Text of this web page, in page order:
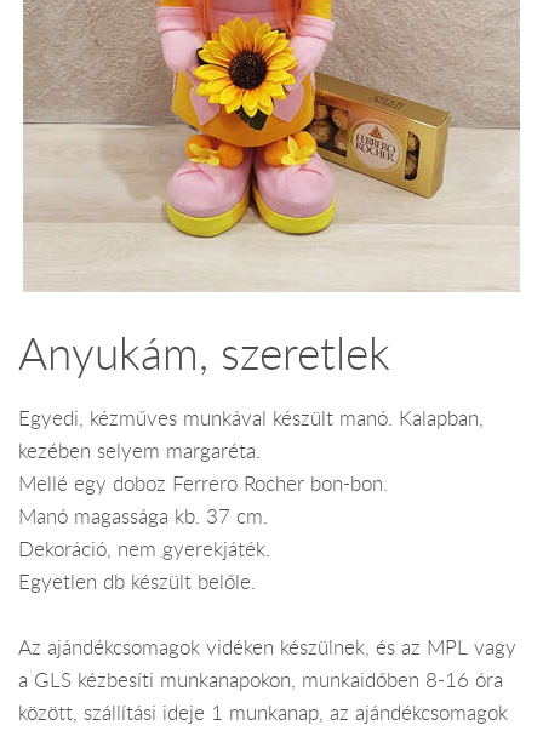
Anyukám, szeretlek
Egyedi, kézműves munkával készült manó. Kalapban,
kezében selyem margaréta.
Mellé egy doboz Ferrero Rocher bon-bon.
Manó magassága kb. 37 cm.
Dekoráció, nem gyerekjáték.
Egyetlen db készült belőle.
Az ajándékcsomagok vidéken készülnek, és az MPL vagy
a GLS kézbesíti munkanapokon, munkaidőben 8-16 óra
között, szállítási ideje 1 munkanap, az ajándékcsomagok